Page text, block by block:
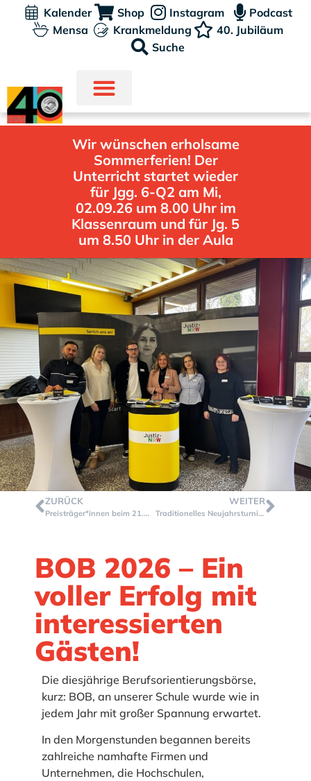
Kalender Shop Instagram
Podcast
Mensa
Krankmeldung
40. Jubiläum
Suche
Wir wünschen erholsame
Sommerferien! Der
Unterricht startet wieder
für Jgg. 6-Q2 am Mi,
02.09.26 um 8.00 Uhr im
Klassenraum und für Jg. 5
um 8.50 Uhr in der Aula
ZURÜCK
Preisträger*innen beim 21.MINT-Tag ermittelt
WEITER
Traditionelles Neujahrsturnier der Oberstufe – Ein sportlicher Erfolg!
BOB 2026 – Ein
voller Erfolg mit
interessierten
Gästen!
Die diesjährige Berufsorientierungsbörse,
kurz: BOB, an unserer Schule wurde wie in
jedem Jahr mit großer Spannung erwartet.
In den Morgenstunden begannen bereits
zahlreiche namhafte Firmen und
Unternehmen, die Hochschulen,